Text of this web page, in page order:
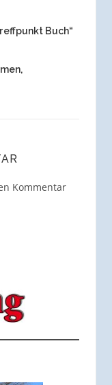
Buch“
Kommentar